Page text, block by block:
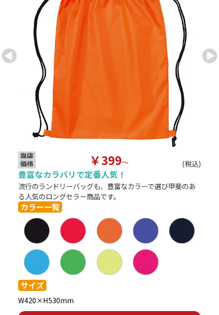
￥399～ (税込)
豊富なカラバリで定番人気！
流行のランドリーバッグも、豊富なカラーで選び甲斐のあ
る人気のロングセラー商品です。
カラー一覧
サイズ
W420×H530mm